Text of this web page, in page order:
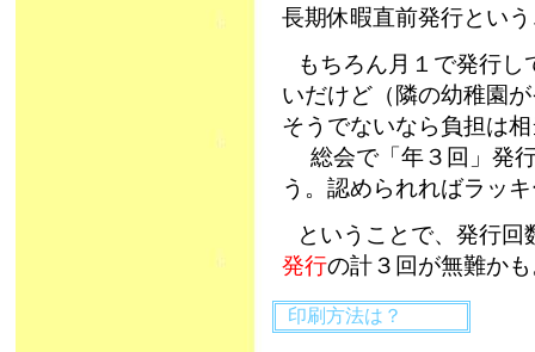
長期休暇直前発行とい
もちろん月１で発行
いだけど（隣の幼稚園
そうでないなら負担は
総会で「年３回」発
う。認められればラッ
ということで、発行
発行の計３回が無難か
印刷方法は？